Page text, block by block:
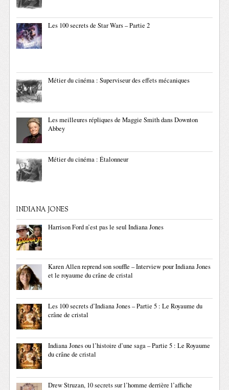
Les 100 secrets de Star Wars – Partie 2
Métier du cinéma : Superviseur des effets mécaniques
Les meilleures répliques de Maggie Smith dans Downton
Abbey
Métier du cinéma : Étalonneur
INDIANA JONES
Harrison Ford n’est pas le seul Indiana Jones
Karen Allen reprend son souffle – Interview pour Indiana Jones
et le royaume du crâne de cristal
Les 100 secrets d’Indiana Jones – Partie 5 : Le Royaume du
crâne de cristal
Indiana Jones ou l’histoire d’une saga – Partie 5 : Le Royaume
du crâne de cristal
Drew Struzan, 10 secrets sur l’homme derrière l’affiche